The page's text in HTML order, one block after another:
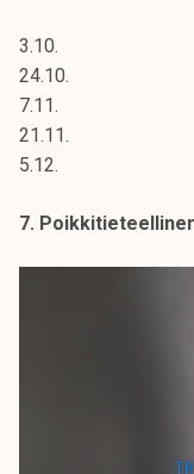
3.10.
24.10.
7.11.
21.11.
5.12.
7.